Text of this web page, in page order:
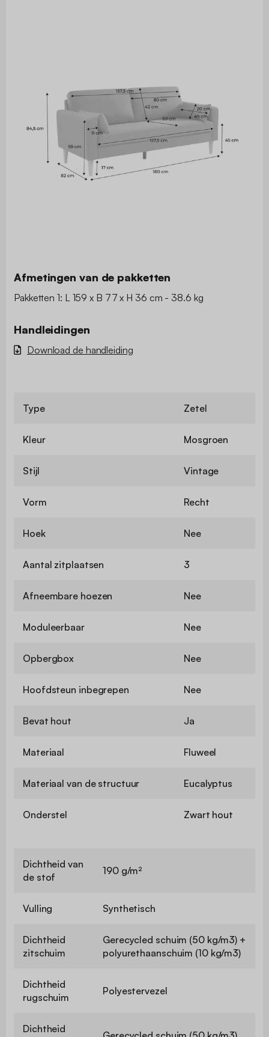
Afmetingen van de pakketten
Pakketten 1: L 159 x B 77 x H 36 cm - 38.6 kg
Handleidingen
Download de handleiding
Type Zetel
Kleur Mosgroen
Stijl Vintage
Vorm Recht
Hoek Nee
Aantal zitplaatsen 3
Afneembare hoezen Nee
Moduleerbaar Nee
Opbergbox Nee
Hoofdsteun inbegrepen Nee
Bevat hout Ja
Materiaal Fluweel
Materiaal van de structuur Eucalyptus
Onderstel Zwart hout
Dichtheid van
de stof
190 g/m²
Vulling Synthetisch
Dichtheid
zitschuim
Gerecycled schuim (50 kg/m3) +
polyurethaanschuim (10 kg/m3)
Dichtheid
rugschuim
Polyestervezel
Dichtheid